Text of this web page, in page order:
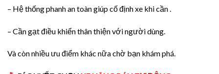
– Hệ thống phanh an toàn giúp cố định xe khi cần .
– Cần gạt điều khiển thân thiện với người dùng.
Và còn nhiều ưu điểm khác nữa chờ bạn khám phá.